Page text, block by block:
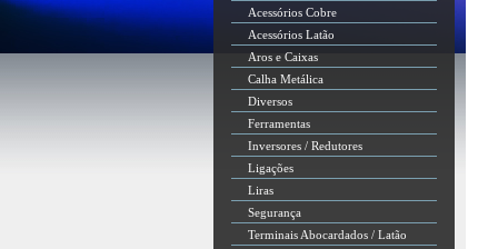
Acessórios Cobre
Acessórios Latão
Aros e Caixas
Calha Metálica
Diversos
Ferramentas
Inversores / Redutores
Ligações
Liras
Segurança
Terminais Abocardados / Latão